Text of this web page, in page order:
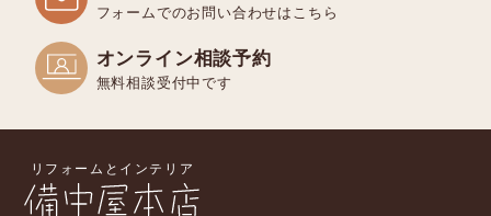
フォームでのお問い合わせはこちら
オンライン相談予約
無料相談受付中です